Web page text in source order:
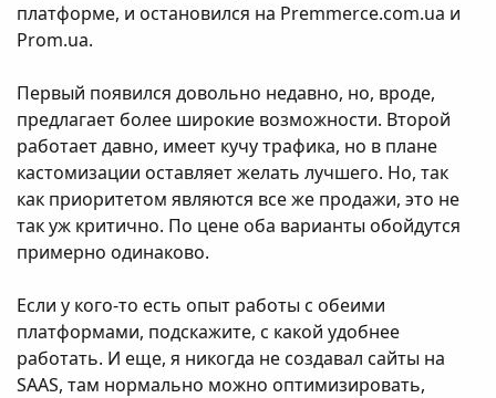
платформе, и остановился на Premmerce.com.ua и
Prom.ua.
Первый появился довольно недавно, но, вроде,
предлагает более широкие возможности. Второй
работает давно, имеет кучу трафика, но в плане
кастомизации оставляет желать лучшего. Но, так
как приоритетом являются все же продажи, это не
так уж критично. По цене оба варианты обойдутся
примерно одинаково.
Если у кого-то есть опыт работы с обеими
платформами, подскажите, с какой удобнее
работать. И еще, я никогда не создавал сайты на
SAAS, там нормально можно оптимизировать,